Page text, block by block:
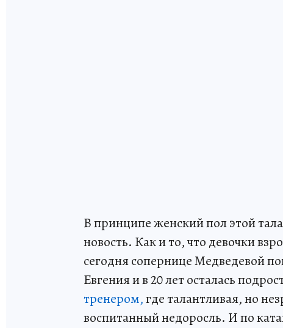
В принципе женский пол этой
новость. Как и то, что девочки
сегодня сопернице Медведевой
Евгения и в 20 лет осталась
тренером,где талантливая, но
воспитанный недоросль. И по